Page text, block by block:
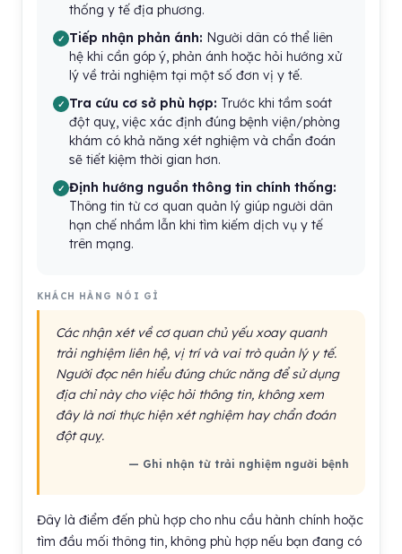
thống y tế địa phương.
Tiếp nhận phản ánh: Người dân có thể liên
hệ khi cần góp ý, phản ánh hoặc hỏi hướng xử
lý về trải nghiệm tại một số đơn vị y tế.
Tra cứu cơ sở phù hợp: Trước khi tầm soát
đột quỵ, việc xác định đúng bệnh viện/phòng
khám có khả năng xét nghiệm và chẩn đoán
sẽ tiết kiệm thời gian hơn.
Định hướng nguồn thông tin chính thống:
Thông tin từ cơ quan quản lý giúp người dân
hạn chế nhầm lẫn khi tìm kiếm dịch vụ y tế
trên mạng.
KHÁCH HÀNG NÓI GÌ
Các nhận xét về cơ quan chủ yếu xoay quanh
trải nghiệm liên hệ, vị trí và vai trò quản lý y tế.
Người đọc nên hiểu đúng chức năng để sử dụng
địa chỉ này cho việc hỏi thông tin, không xem
đây là nơi thực hiện xét nghiệm hay chẩn đoán
đột quỵ.
— Ghi nhận từ trải nghiệm người bệnh
Đây là điểm đến phù hợp cho nhu cầu hành chính hoặc
tìm đầu mối thông tin, không phù hợp nếu bạn đang có